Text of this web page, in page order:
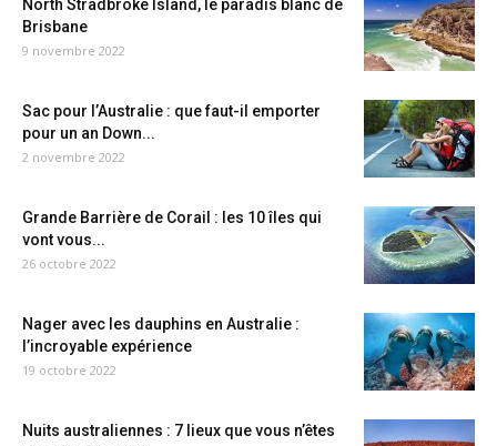
North Stradbroke Island, le paradis blanc de
Brisbane
9 novembre 2022
Sac pour l’Australie : que faut-il emporter
pour un an Down...
2 novembre 2022
Grande Barrière de Corail : les 10 îles qui
vont vous...
26 octobre 2022
Nager avec les dauphins en Australie :
l’incroyable expérience
19 octobre 2022
Nuits australiennes : 7 lieux que vous n’êtes